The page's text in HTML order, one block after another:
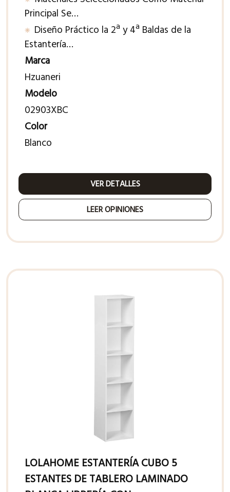
Principal Se…
Diseño Práctico la 2ª y 4ª Baldas de la
Estantería…
Marca
Hzuaneri
Modelo
02903XBC
Color
Blanco
VER DETALLES
LEER OPINIONES
LOLAHOME ESTANTERÍA CUBO 5
ESTANTES DE TABLERO LAMINADO